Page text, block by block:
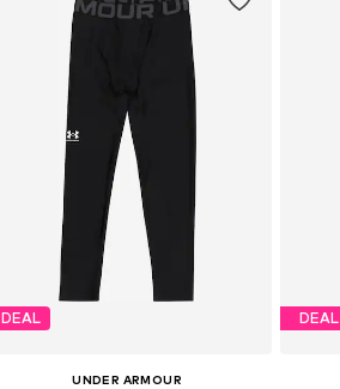
DEAL
UNDER ARMOUR
DEAL